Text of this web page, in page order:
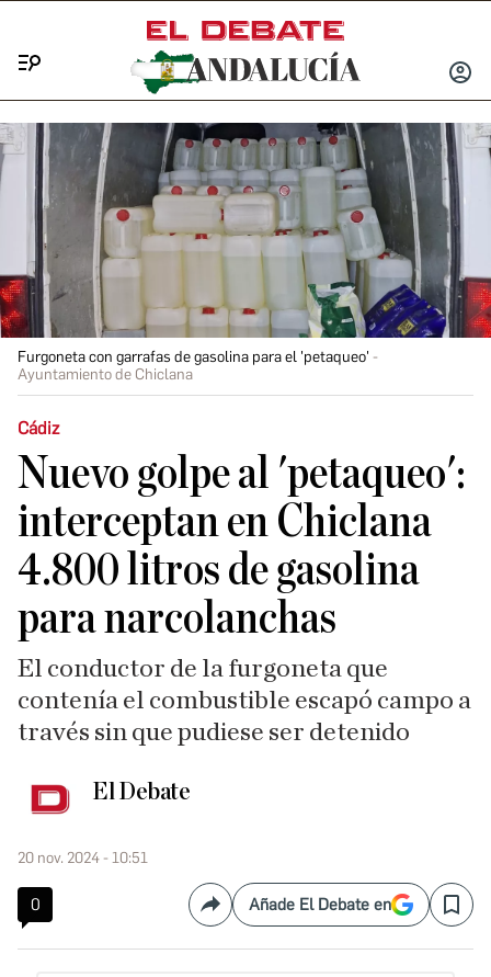
INICIAR
Furgoneta con garrafas de gasolina para el 'petaqueo'
Ayuntamiento de Chiclana
Cádiz
Nuevo golpe al 'petaqueo':
interceptan en Chiclana
4.800 litros de gasolina
para narcolanchas
El conductor de la furgoneta que
contenía el combustible escapó campo a
través sin que pudiese ser detenido
El Debate
20 nov. 2024 - 10:51
0 CompartirAñade El Debate en Save